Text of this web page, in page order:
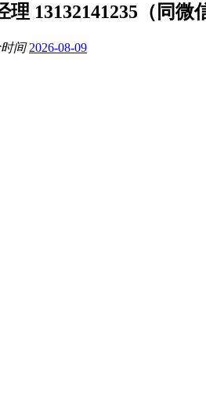
理 13132141235（同
间 2026-08-09